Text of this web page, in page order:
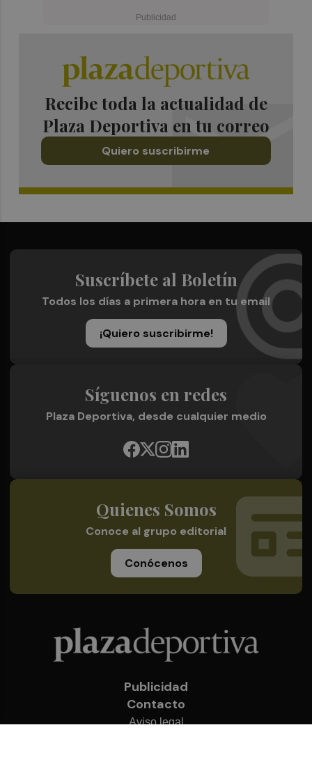
Recibe toda la actualidad de
Plaza Deportiva en tu correo
Quiero suscribirme
Suscríbete al Boletín
Todos los días a primera hora en tu email
¡Quiero suscribirme!
Síguenos en redes
Plaza Deportiva, desde cualquier medio
Quienes Somos
Conoce al grupo editorial
Conócenos
Publicidad
Contacto
Aviso legal